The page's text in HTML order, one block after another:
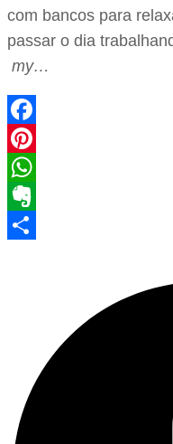
com bancos para
passar o dia
my…
Facebook
Pinterest
WhatsApp
Evernote